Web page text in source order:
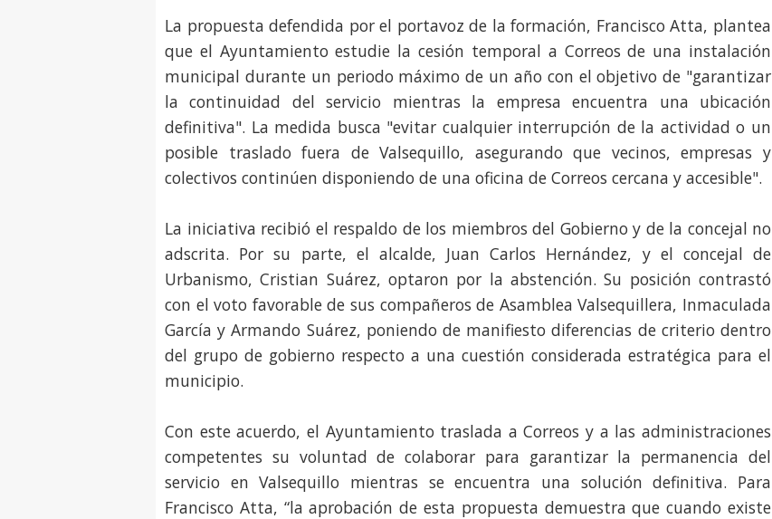
La propuesta defendida por el portavoz de la formación, Francisco Atta, plantea
que el Ayuntamiento estudie la cesión temporal a Correos de una instalación
municipal durante un periodo máximo de un año con el objetivo de "garantizar
la continuidad del servicio mientras la empresa encuentra una ubicación
definitiva". La medida busca "evitar cualquier interrupción de la actividad o un
posible traslado fuera de Valsequillo, asegurando que vecinos, empresas y
colectivos continúen disponiendo de una oficina de Correos cercana y accesible".
La iniciativa recibió el respaldo de los miembros del Gobierno y de la concejal no
adscrita. Por su parte, el alcalde, Juan Carlos Hernández, y el concejal de
Urbanismo, Cristian Suárez, optaron por la abstención. Su posición contrastó
con el voto favorable de sus compañeros de Asamblea Valsequillera, Inmaculada
García y Armando Suárez, poniendo de manifiesto diferencias de criterio dentro
del grupo de gobierno respecto a una cuestión considerada estratégica para el
municipio.
Con este acuerdo, el Ayuntamiento traslada a Correos y a las administraciones
competentes su voluntad de colaborar para garantizar la permanencia del
servicio en Valsequillo mientras se encuentra una solución definitiva. Para
Francisco Atta, “la aprobación de esta propuesta demuestra que cuando existe